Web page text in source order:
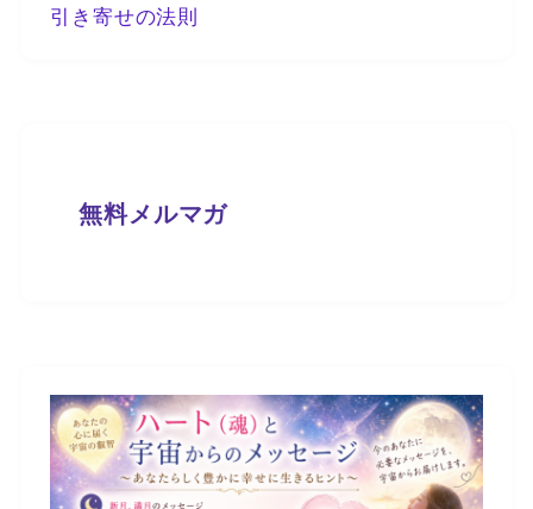
引き寄せの法則
無料メルマガ